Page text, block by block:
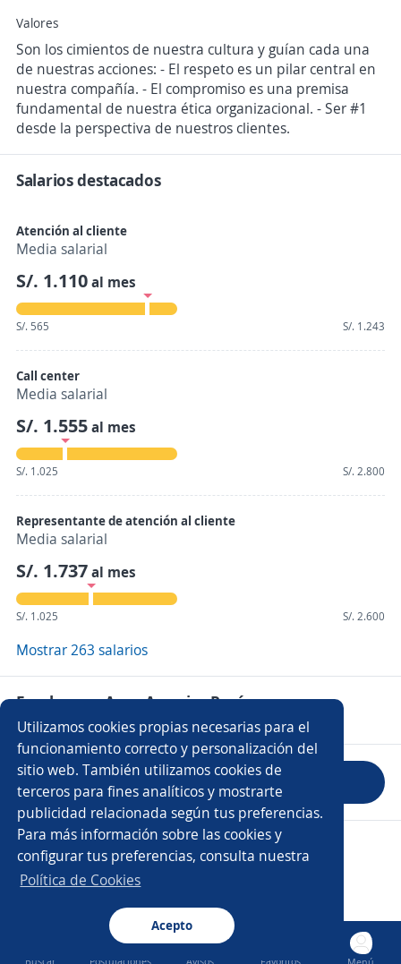
Buscar Postulaciones Avisos Favoritos
Valores
Son los cimientos de nuestra cultura y guían cada una
de nuestras acciones: - El respeto es un pilar central en
nuestra compañía. - El compromiso es una premisa
fundamental de nuestra ética organizacional. - Ser #1
desde la perspectiva de nuestros clientes.
Salarios destacados
Atención al cliente
Media salarial
S/. 1.110al mes
S/. 565 S/. 1.243
Call center
Media salarial
S/. 1.555al mes
S/. 1.025 S/. 2.800
Representante de atención al cliente
Media salarial
S/. 1.737al mes
S/. 1.025 S/. 2.600
Mostrar 263 salarios
Empleos en Apex America Perú
Evaluar empresa
Copyright 2014 - 2026 DGNET LTD.
/
Utilizamos cookies propias necesarias para el
funcionamiento correcto y personalización del
sitio web. También utilizamos cookies de
terceros para fines analíticos y mostrarte
publicidad relacionada según tus preferencias.
Para más información sobre las cookies y
configurar tus preferencias, consulta nuestra
Política de Cookies
Acepto